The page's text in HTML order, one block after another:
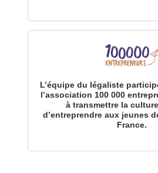
L’équipe du légaliste
l’association 100 000
à transmettre la
d’entreprendre aux jeunes
France.